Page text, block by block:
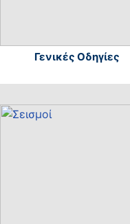
Γενικές Οδηγίες